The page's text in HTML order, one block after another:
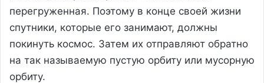
перегруженная. Поэтому в конце своей жизни
спутники, которые его занимают, должны
покинуть космос. Затем их отправляют обратно
на так называемую пустую орбиту или мусорную
орбиту.